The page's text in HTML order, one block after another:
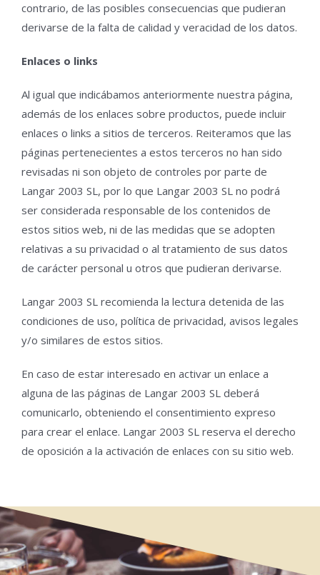
contrario, de las posibles consecuencias que pudieran
derivarse de la falta de calidad y veracidad de los datos.
Enlaces o links
Al igual que indicábamos anteriormente nuestra página,
además de los enlaces sobre productos, puede incluir
enlaces o links a sitios de terceros. Reiteramos que las
páginas pertenecientes a estos terceros no han sido
revisadas ni son objeto de controles por parte de
Langar 2003 SL, por lo que Langar 2003 SL no podrá
ser considerada responsable de los contenidos de
estos sitios web, ni de las medidas que se adopten
relativas a su privacidad o al tratamiento de sus datos
de carácter personal u otros que pudieran derivarse.
Langar 2003 SL recomienda la lectura detenida de las
condiciones de uso, política de privacidad, avisos legales
y/o similares de estos sitios.
En caso de estar interesado en activar un enlace a
alguna de las páginas de Langar 2003 SL deberá
comunicarlo, obteniendo el consentimiento expreso
para crear el enlace. Langar 2003 SL reserva el derecho
de oposición a la activación de enlaces con su sitio web.